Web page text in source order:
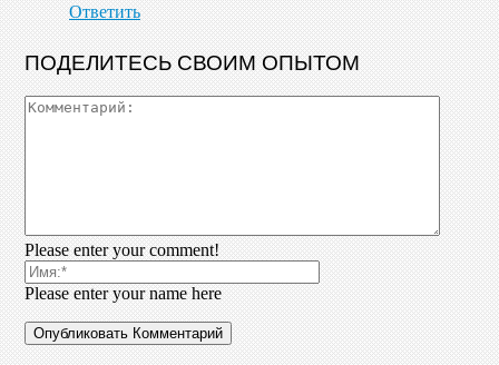
Ответить
ПОДЕЛИТЕСЬ СВОИМ ОПЫТОМ
Please enter your comment!
Please enter your name here